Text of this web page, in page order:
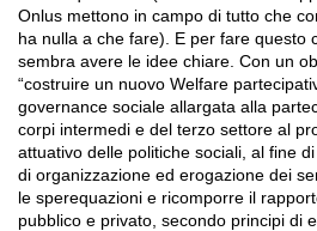
Onlus mettono in campo di tutto che
ha nulla a che fare). E per fare questo
sembra avere le idee chiare. Con un
“costruire un nuovo Welfare
governance sociale allargata alla
corpi intermedi e del terzo settore al
attuativo delle politiche sociali, al fine
di organizzazione ed erogazione dei
le sperequazioni e ricomporre il
pubblico e privato, secondo principi di